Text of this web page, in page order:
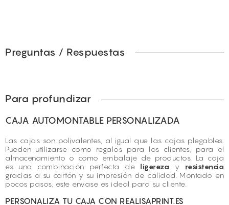
Preguntas / Respuestas
Para profundizar
CAJA AUTOMONTABLE PERSONALIZADA
Las cajas son polivalentes, al igual que las cajas plegables.
Pueden utilizarse como regalos para los clientes, para el
almacenamiento o como embalaje de productos. La caja
es una combinación perfecta de ligereza y resistencia
gracias a su cartón y su impresión de calidad. Montado en
pocos pasos, este envase es ideal para su cliente.
PERSONALIZA TU CAJA CON REALISAPRINT.ES